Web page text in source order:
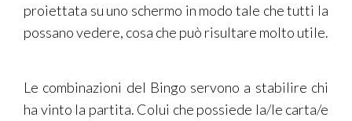
proiettata su uno schermo in modo tale che tutti la
possano vedere, cosa che può risultare molto utile.
Le combinazioni del Bingo servono a stabilire chi
ha vinto la partita. Colui che possiede la/le carta/e